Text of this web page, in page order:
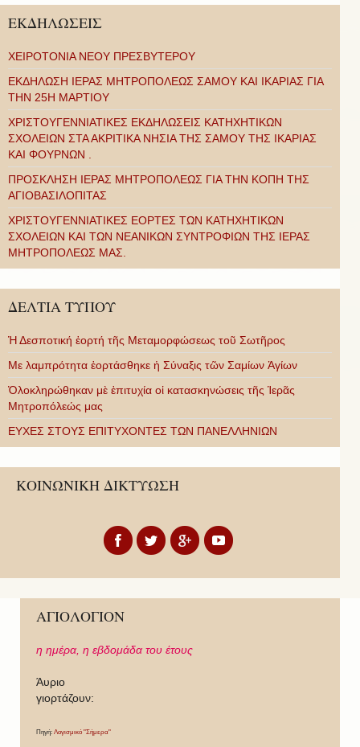
ΕΚΔΗΛΩΣΕΙΣ
ΧΕΙΡΟΤΟΝΙΑ ΝΕΟΥ ΠΡΕΣΒΥΤΕΡΟΥ
ΕΚΔΗΛΩΣΗ ΙΕΡΑΣ ΜΗΤΡΟΠΟΛΕΩΣ ΣΑΜΟΥ ΚΑΙ ΙΚΑΡΙΑΣ ΓΙΑ
ΤΗΝ 25Η ΜΑΡΤΙΟΥ
ΧΡΙΣΤΟΥΓΕΝΝΙΑΤΙΚΕΣ ΕΚΔΗΛΩΣΕΙΣ ΚΑΤΗΧΗΤΙΚΩΝ
ΣΧΟΛΕΙΩΝ ΣΤΑ ΑΚΡΙΤΙΚΑ ΝΗΣΙΑ ΤΗΣ ΣΑΜΟΥ ΤΗΣ ΙΚΑΡΙΑΣ
ΚΑΙ ΦΟΥΡΝΩΝ .
ΠΡΟΣΚΛΗΣΗ ΙΕΡΑΣ ΜΗΤΡΟΠΟΛΕΩΣ ΓΙΑ ΤΗΝ ΚΟΠΗ ΤΗΣ
ΑΓΙΟΒΑΣΙΛΟΠΙΤΑΣ
ΧΡΙΣΤΟΥΓΕΝΝΙΑΤΙΚΕΣ ΕΟΡΤΕΣ ΤΩΝ ΚΑΤΗΧΗΤΙΚΩΝ
ΣΧΟΛΕΙΩΝ ΚΑΙ ΤΩΝ ΝΕΑΝΙΚΩΝ ΣΥΝΤΡΟΦΙΩΝ ΤΗΣ ΙΕΡΑΣ
ΜΗΤΡΟΠΟΛΕΩΣ ΜΑΣ.
ΔΕΛΤΙΑ ΤΥΠΟΥ
Ἡ Δεσποτική ἑορτή τῆς Μεταμορφώσεως τοῦ Σωτῆρος
Με λαμπρότητα ἑορτάσθηκε ἡ Σύναξις τῶν Σαμίων Ἁγίων
Ὁλοκληρώθηκαν μὲ ἐπιτυχία οἱ κατασκηνώσεις τῆς Ἱερᾶς
Μητροπόλεώς μας
ΕΥΧΕΣ ΣΤΟΥΣ ΕΠΙΤΥΧΟΝΤΕΣ ΤΩΝ ΠΑΝΕΛΛΗΝΙΩΝ
ΚΟΙΝΩΝΙΚΗ ΔΙΚΤΥΩΣΗ
ΑΓΙΟΛΟΓΙΟΝ
η ημέρα, η εβδομάδα του έτους
Άυριο
γιορτάζουν:
Πηγή: Λογισμικό "Σήμερα"